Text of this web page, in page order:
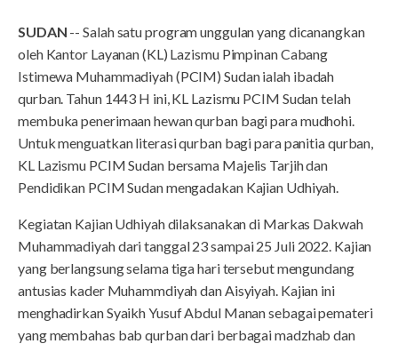
SUDAN -- Salah satu program unggulan yang dicanangkan
oleh Kantor Layanan (KL) Lazismu Pimpinan Cabang
Istimewa Muhammadiyah (PCIM) Sudan ialah ibadah
qurban. Tahun 1443 H ini, KL Lazismu PCIM Sudan telah
membuka penerimaan hewan qurban bagi para mudhohi.
Untuk menguatkan literasi qurban bagi para panitia qurban,
KL Lazismu PCIM Sudan bersama Majelis Tarjih dan
Pendidikan PCIM Sudan mengadakan Kajian Udhiyah.
Kegiatan Kajian Udhiyah dilaksanakan di Markas Dakwah
Muhammadiyah dari tanggal 23 sampai 25 Juli 2022. Kajian
yang berlangsung selama tiga hari tersebut mengundang
antusias kader Muhammdiyah dan Aisyiyah. Kajian ini
menghadirkan Syaikh Yusuf Abdul Manan sebagai pemateri
yang membahas bab qurban dari berbagai madzhab dan